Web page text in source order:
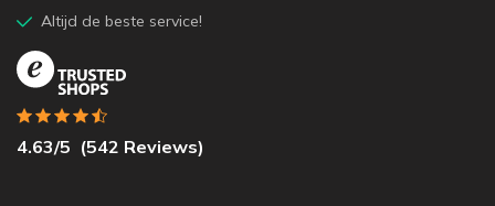
Altijd de beste service!
4.63/5 (542 Reviews)